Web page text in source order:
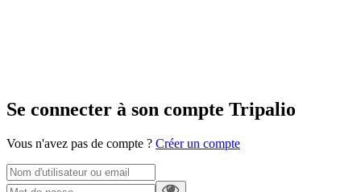
Se connecter à son compte Tripalio
Vous n'avez pas de compte ? Créer un compte